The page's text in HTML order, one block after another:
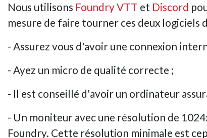
Nous utilisons Foundry VTT et Discord
mesure de faire tourner ces deux logiciels
- Assurez vous d'avoir une connexion
- Ayez un micro de qualité correcte ;
- Il est conseillé d'avoir un ordinateur
- Un moniteur avec une résolution de
Foundry. Cette résolution minimale est